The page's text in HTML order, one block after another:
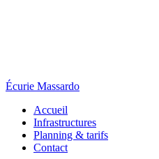
Écurie Massardo
Accueil
Infrastructures
Planning & tarifs
Contact